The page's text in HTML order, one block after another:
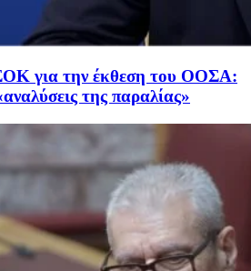
για την έκθεση του ΟΟΣΑ:
της παραλίας»